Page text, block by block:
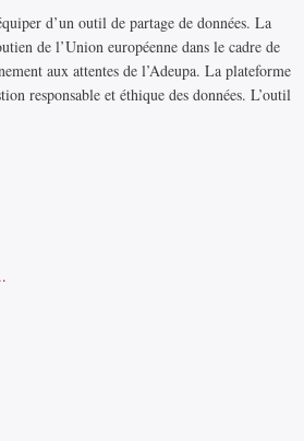
d’un outil de partage de données. La
de l’Union européenne dans le cadre de
aux attentes de l’Adeupa. La plateforme
responsable et éthique des données. L’outil